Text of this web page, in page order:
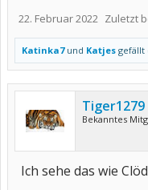
22. Februar 2022 Zuletzt
Katinka7und Katjes gefällt
Tiger1279
Bekanntes
Ich sehe das wie